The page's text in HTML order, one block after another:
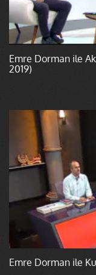
Emre Dorman ile
2019)
Emre Dorman ile